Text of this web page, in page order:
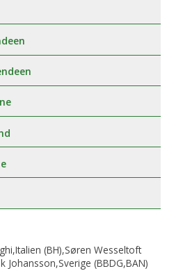
(BH),Søren Wesseltoft
Johansson,Sverige (BBDG,BAN)